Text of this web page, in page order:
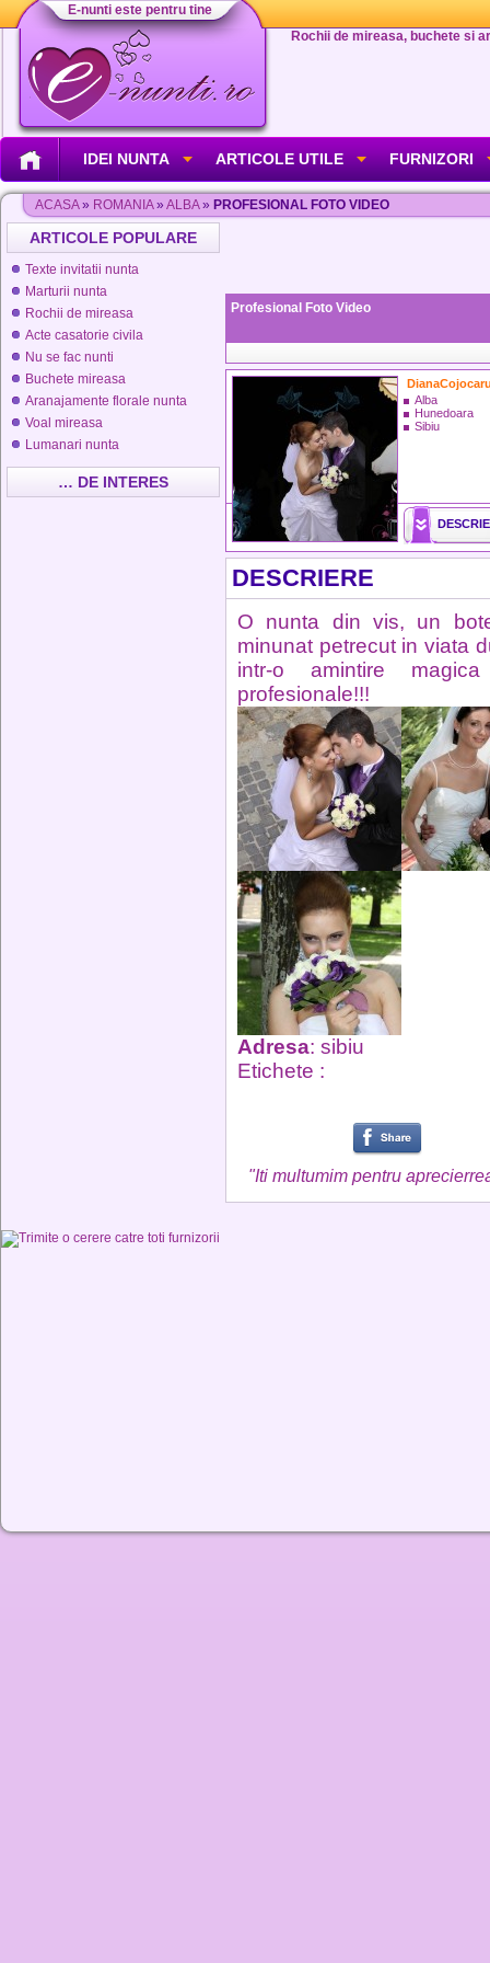
E-nunti este pentru tine
Rochii de mireasa, buchete si
IDEI NUNTA ARTICOLE UTILE FURNIZORI
ACASA» ROMANIA» ALBA» PROFESIONAL FOTO VIDEO
ARTICOLE POPULARE
Texte invitatii nunta
Marturii nunta
Rochii de mireasa
Acte casatorie civila
Nu se fac nunti
Buchete mireasa
Aranajamente florale nunta
Voal mireasa
Lumanari nunta
… DE INTERES
Profesional Foto Video
Alba
Hunedoara
Sibiu
DESCRIERE
O nunta din vis, un
minunat petrecut in viata
intr-o amintire
profesionale!!!
Adresa: sibiu
Etichete :
"Iti multumim pentru